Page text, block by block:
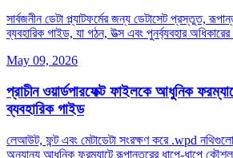
সার্বজনীন ডেটা প্ল্যাটফর্মের জন্য ডেটাসেট প্রস্তুত,
ব্যবহারিক গাইড, যা গঠন, উত্স এবং পুনর্ব্যবহার অধিকারের
May 09, 2026
প্রাচীন ওয়ার্ডপারফেক্ট ফাইলকে আধুনিক
ব্যবহারিক গাইড
লেআউট, ফন্ট এবং মেটাডেটা সংরক্ষণ করে .wpd
অন্যান্য আধুনিক ফরম্যাটে রূপান্তরের ধাপে‑ধাপে